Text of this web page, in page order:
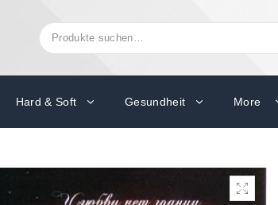
Suchen
nach:
Hard & Soft Gesundheit More